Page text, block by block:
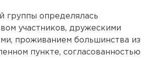
группы определялась
участников, дружескими
проживанием большинства из
пункте, согласованностью